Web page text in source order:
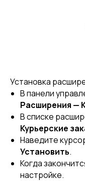
Установка
В панели
Расширения —
В списке
Курьерские
Наведите
Установить.
Когда
настройке.